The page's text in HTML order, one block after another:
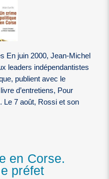
En juin 2000, Jean-Michel
leaders indépendantistes
publient avec le
d’entretiens, Pour
Le 7 août, Rossi et son
en Corse.
préfet